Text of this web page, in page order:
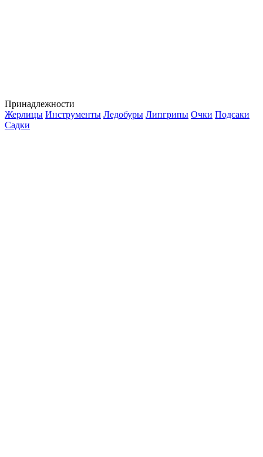
Принадлежности
Жерлицы Инструменты Ледобуры Липгрипы Очки Подсаки
Садки